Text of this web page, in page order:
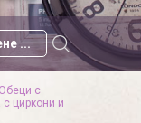
Обеци с
с циркони и